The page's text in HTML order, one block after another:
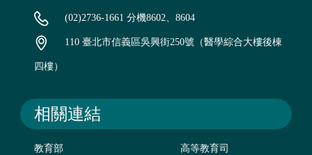
(02)2736-1661 分機8602、8604
110 臺北市信義區吳興街250號（醫學綜合大樓後棟
四樓）
相關連結
教育部 高等教育司